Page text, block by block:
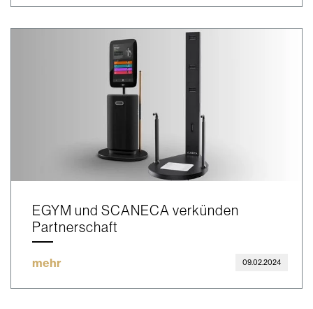
EGYM und SCANECA verkünden
Partnerschaft
mehr 09.02.2024